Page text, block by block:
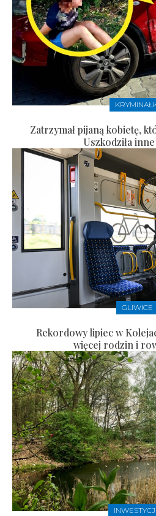
Zatrzymał pijaną kobietę,
Uszkodziła
GLIWICE
Rekordowy lipiec w
więcej rodzin i